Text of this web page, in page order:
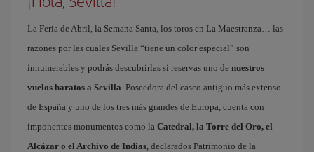
La Feria de Abril, la Semana Santa, los toros en La Maestranza… las
razones por las cuales Sevilla “tiene un color especial” son
innumerables y podrás descubrirlas si reservas uno de nuestros
vuelos baratos a Sevilla. Poseedora del casco antiguo más extenso
de España y uno de los tres más grandes de Europa, cuenta con
imponentes monumentos como la Catedral, la Torre del Oro, el
Alcázar o el Archivo de Indias, declarados Patrimonio de la